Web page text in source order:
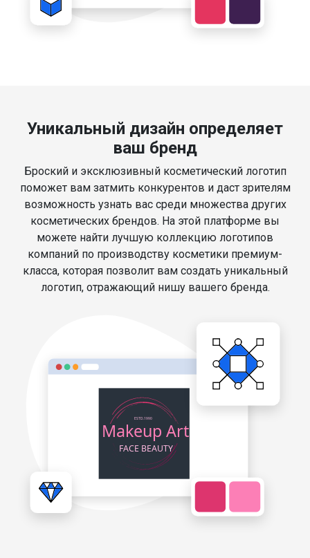
Уникальный дизайн определяет
ваш бренд
Броский и эксклюзивный косметический логотип
поможет вам затмить конкурентов и даст зрителям
возможность узнать вас среди множества других
косметических брендов. На этой платформе вы
можете найти лучшую коллекцию логотипов
компаний по производству косметики премиум-
класса, которая позволит вам создать уникальный
логотип, отражающий нишу вашего бренда.